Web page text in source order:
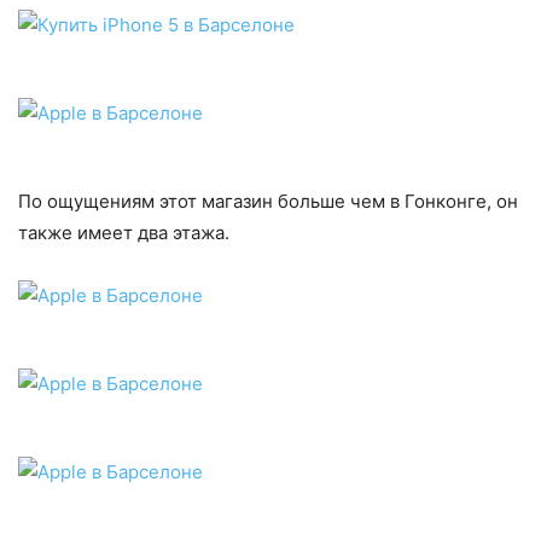
По ощущениям этот магазин больше чем в Гонконге, он
также имеет два этажа.